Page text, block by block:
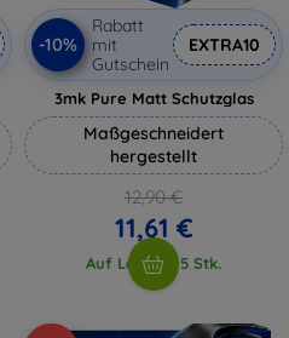
-10%
Rabatt
mit
Gutschein
EXTRA10
3mk Pure Matt Schutzglas
Maßgeschneidert
hergestellt
12,90 €
11,61 €
Auf Lager > 5 Stk.